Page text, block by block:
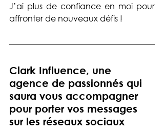
J’ai plus de confiance en moi pour
affronter de nouveaux défis !
Clark Influence, une
agence de passionnés qui
saura vous accompagner
pour porter vos messages
sur les réseaux sociaux